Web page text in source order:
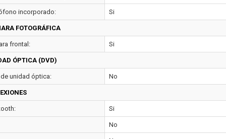
incorporado: Si
FOTOGRÁFICA
frontal: Si
ÓPTICA (DVD)
unidad óptica: No
Si
No